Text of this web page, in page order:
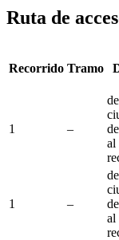
Ruta de
Recorrido Tramo
1 –
al
1 –
al